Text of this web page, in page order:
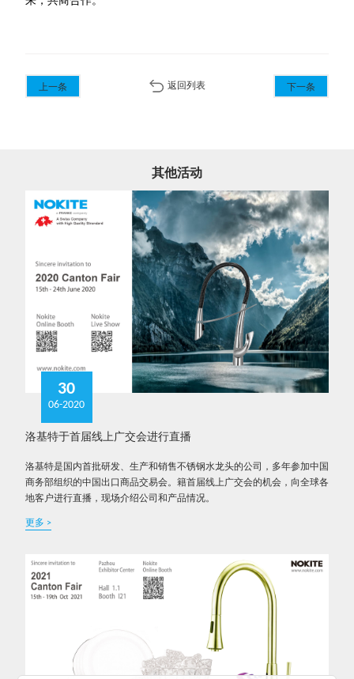
上一条 返回列表 下一条
其他活动
30
06-2020
洛基特于首届线上广交会进行直播
洛基特是国内首批研发、生产和销售不锈钢水龙头的公司，多年参加中国
商务部组织的中国出口商品交易会。籍首届线上广交会的机会，向全球各
地客户进行直播，现场介绍公司和产品情况。
更多 >